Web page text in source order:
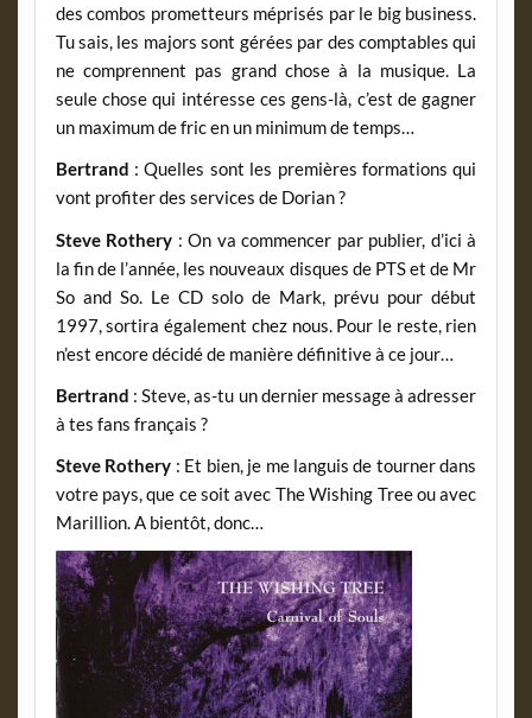
des combos prometteurs méprisés par le big business.
Tu sais, les majors sont gérées par des comptables qui
ne comprennent pas grand chose à la musique. La
seule chose qui intéresse ces gens-là, c’est de gagner
un maximum de fric en un minimum de temps…
Bertrand : Quelles sont les premières formations qui
vont profiter des services de Dorian ?
Steve Rothery : On va commencer par publier, d’ici à
la fin de l’année, les nouveaux disques de PTS et de Mr
So and So. Le CD solo de Mark, prévu pour début
1997, sortira également chez nous. Pour le reste, rien
n’est encore décidé de manière définitive à ce jour…
Bertrand : Steve, as-tu un dernier message à adresser
à tes fans français ?
Steve Rothery : Et bien, je me languis de tourner dans
votre pays, que ce soit avec The Wishing Tree ou avec
Marillion. A bientôt, donc…